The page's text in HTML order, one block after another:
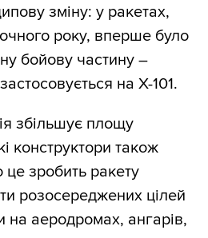
зміну: у ракетах,
року, вперше було
бойову частину –
на Х-101.
збільшує площу
конструктори також
зробить ракету
розосереджених цілей
на аеродромах, ангарів,